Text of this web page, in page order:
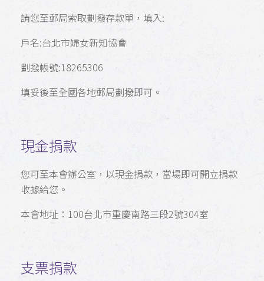
請您至郵局索取劃撥存款單，填入:
戶名:台北市婦女新知協會
劃撥帳號:18265306
填妥後至全國各地郵局劃撥即可。
現金捐款
您可至本會辦公室，以現金捐款，當場即可開立捐款
收據給您。
本會地址：100台北市重慶南路三段2號304室
支票捐款